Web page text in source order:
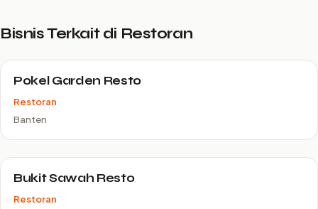
Bisnis Terkait di Restoran
Pokel Garden Resto
Restoran
Banten
Bukit Sawah Resto
Restoran